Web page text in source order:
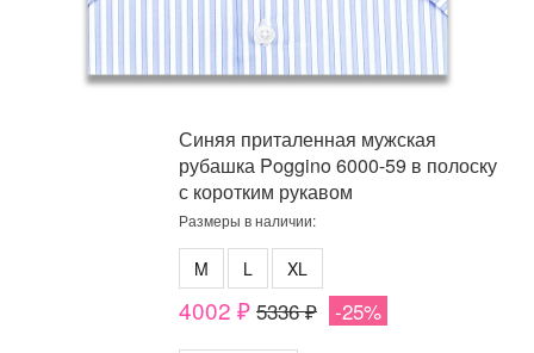
Синяя приталенная мужская
рубашка Poggino 6000-59 в полоску
с коротким рукавом
Размеры в наличии:
M L XL
4002 ₽ 5336 ₽ -25%